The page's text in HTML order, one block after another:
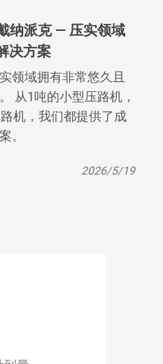
纳派克 — 压实领域
决方案
领域拥有非常悠久且
从1吨的小型压路机，
机，我们都提供了成
。
2026/5/19